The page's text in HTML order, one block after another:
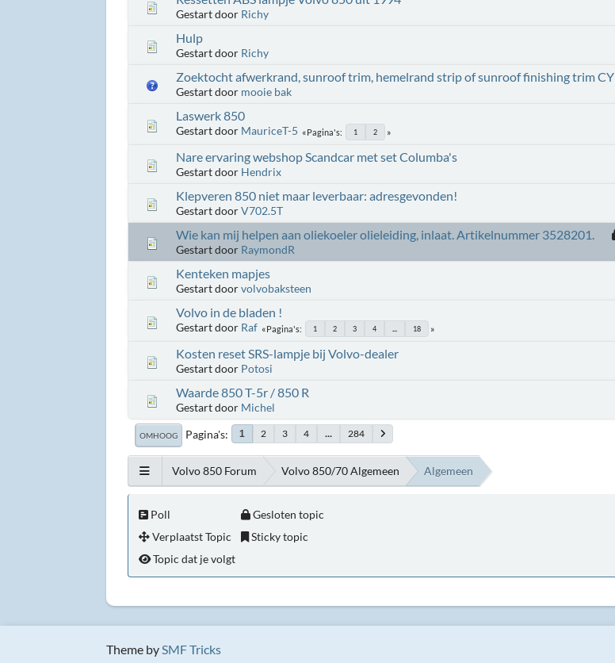
Gestart door Richy
Hulp
Gestart door Richy
Zoektocht afwerkrand, sunroof trim, hemelrand strip of sunroof finishing trim CY
Gestart door mooie bak
Laswerk 850
Gestart door MauriceT-5 Pagina's 1 2
Nare ervaring webshop Scandcar met set Columba's
Gestart door Hendrix
Klepveren 850 niet maar leverbaar: adresgevonden!
Gestart doorV702.5T
Wie kan mij helpen aan oliekoeler olieleiding, inlaat. Artikelnummer 3528201.
Gestart door RaymondR
Kenteken mapjes
Gestart doorvolvobaksteen
Volvo in de bladen !
Gestart door Raf Pagina's 1 2 3 4 18
Kosten reset SRS-lampje bij Volvo-dealer
Gestart door Potosi
Waarde 850 T-5r / 850 R
Gestart door Michel
OMHOOG Pagina's 1 2 3 4 ... 284
Volvo 850 Forum Volvo 850/70 Algemeen Algemeen
Poll
Verplaatst Topic
Gesloten topic
Sticky topic
Topic dat je volgt
Theme bySMF Tricks